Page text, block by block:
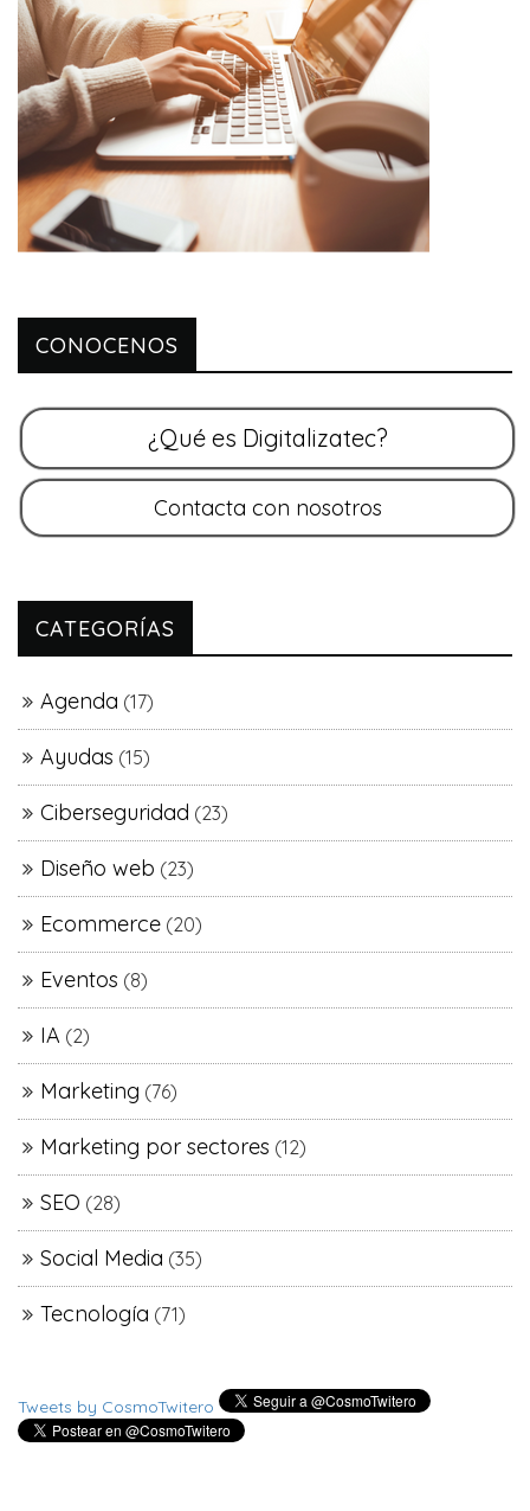
CONOCENOS
CATEGORÍAS
Agenda (17)
Ayudas (15)
Ciberseguridad (23)
Diseño web (23)
Ecommerce (20)
Eventos (8)
IA (2)
Marketing (76)
Marketing por sectores (12)
SEO (28)
Social Media (35)
Tecnología (71)
Tweets by CosmoTwitero